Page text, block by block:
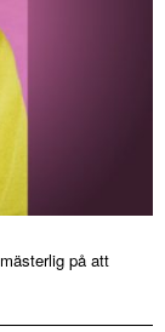
på att